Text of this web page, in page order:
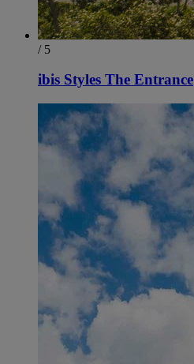
/ 5
ibis Styles The Entrance